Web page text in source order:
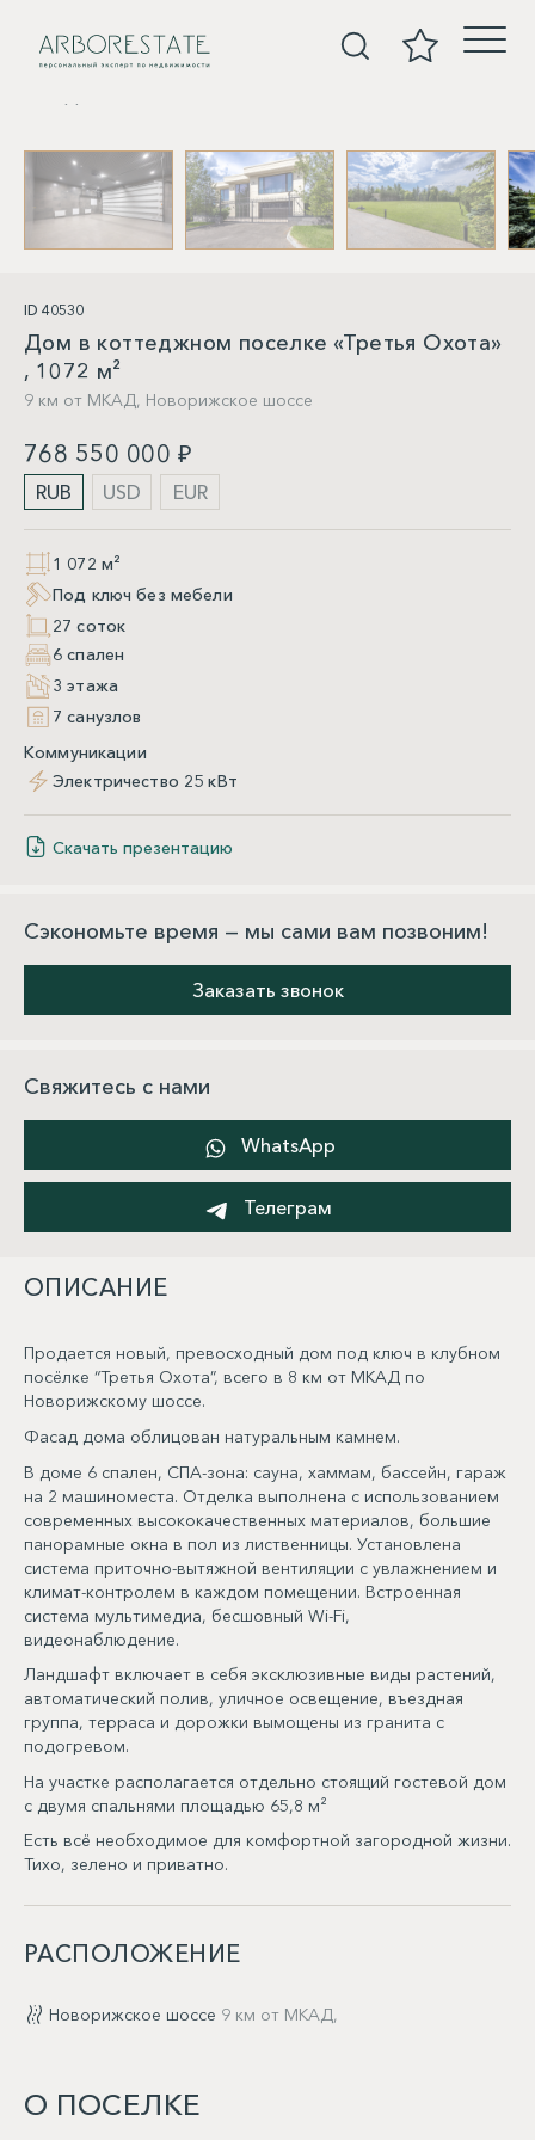
ID 40530
Дом в коттеджном поселке «Третья Охота»
, 1072 м²
9 км от МКАД, Новорижское шоссе
768 550 000 ₽
RUB USD EUR
1 072 м²
Под ключ без мебели
27 соток
6 спален
3 этажа
7 санузлов
Коммуникации
Электричество 25 кВт
Скачать презентацию
Сэкономьте время — мы сами вам позвоним!
Заказать звонок
Свяжитесь с нами
WhatsApp
Телеграм
ОПИСАНИЕ
Продается новый, превосходный дом под ключ в клубном
посёлке “Третья Охота”, всего в 8 км от МКАД по
Новорижскому шоссе.
Фасад дома облицован натуральным камнем.
В доме 6 спален, СПА-зона: сауна, хаммам, бассейн, гараж
на 2 машиноместа. Отделка выполнена с использованием
современных высококачественных материалов, большие
панорамные окна в пол из лиственницы. Установлена
система приточно-вытяжной вентиляции с увлажнением и
климат-контролем в каждом помещении. Встроенная
система мультимедиа, бесшовный Wi-Fi,
видеонаблюдение.
Ландшафт включает в себя эксклюзивные виды растений,
автоматический полив, уличное освещение, въездная
группа, терраса и дорожки вымощены из гранита с
подогревом.
На участке располагается отдельно стоящий гостевой дом
с двумя спальнями площадью 65,8 м²
Есть всё необходимое для комфортной загородной жизни.
Тихо, зелено и приватно.
РАСПОЛОЖЕНИЕ
Новорижское шоссе 9 км от МКАД,
О ПОСЕЛКЕ